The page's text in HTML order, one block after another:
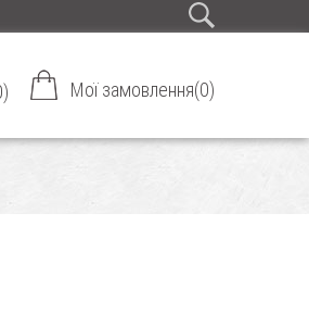
) Мої замовлення(0)